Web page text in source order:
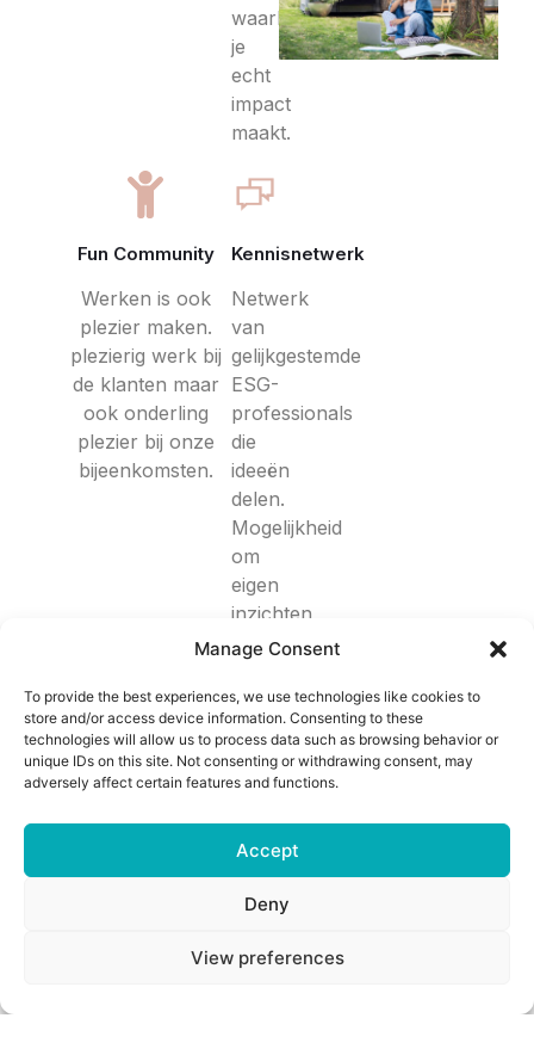
Manage Consent
To provide the best experiences, we use technologies like cookies to
store and/or access device information. Consenting to these
technologies will allow us to process data such as browsing behavior or
unique IDs on this site. Not consenting or withdrawing consent, may
adversely affect certain features and functions.
Accept
Deny
View preferences
waarbij
je
echt
impact
maakt.
Fun Community
Werken is ook
plezier maken.
plezierig werk bij
de klanten maar
ook onderling
plezier bij onze
bijeenkomsten.
Kennisnetwerk
Netwerk
van
gelijkgestemde
ESG-
professionals
die
ideeën
delen.
Mogelijkheid
om
eigen
inzichten
te
en
te
presenteren.
Onze ESG advieurs zijn in staat
voeren bij onze klanten in haar
Begeleiden van onze